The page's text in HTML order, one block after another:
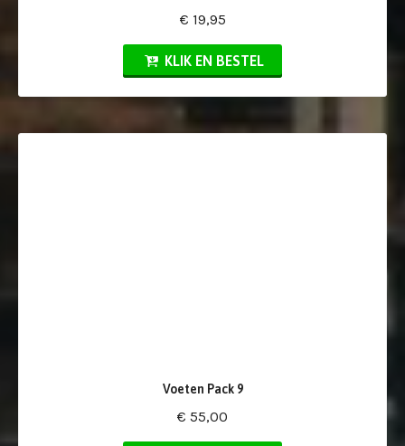
€ 19,95
KLIK EN BESTEL
Voeten Pack 9
€ 55,00